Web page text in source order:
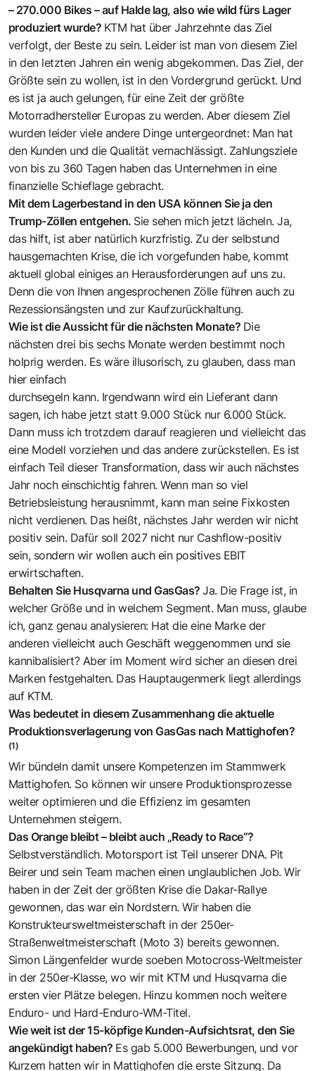
– 270.000 Bikes – auf Halde lag, also wie wild fürs Lager
produziert wurde? KTM hat über Jahrzehnte das Ziel
verfolgt, der Beste zu sein. Leider ist man von diesem Ziel
in den letzten Jahren ein wenig abgekommen. Das Ziel, der
Größte sein zu wollen, ist in den Vordergrund gerückt. Und
es ist ja auch gelungen, für eine Zeit der größte
Motorradhersteller Europas zu werden. Aber diesem Ziel
wurden leider viele andere Dinge untergeordnet: Man hat
den Kunden und die Qualität vernachlässigt. Zahlungsziele
von bis zu 360 Tagen haben das Unternehmen in eine
finanzielle Schieflage gebracht.
Mit dem Lagerbestand in den USA können Sie ja den
Trump-Zöllen entgehen. Sie sehen mich jetzt lächeln. Ja,
das hilft, ist aber natürlich kurzfristig. Zu der selbstund
hausgemachten Krise, die ich vorgefunden habe, kommt
aktuell global einiges an Herausforderungen auf uns zu.
Denn die von Ihnen angesprochenen Zölle führen auch zu
Rezessionsängsten und zur Kaufzurückhaltung.
Wie ist die Aussicht für die nächsten Monate? Die
nächsten drei bis sechs Monate werden bestimmt noch
holprig werden. Es wäre illusorisch, zu glauben, dass man
hier einfach
durchsegeln kann. Irgendwann wird ein Lieferant dann
sagen, ich habe jetzt statt 9.000 Stück nur 6.000 Stück.
Dann muss ich trotzdem darauf reagieren und vielleicht das
eine Modell vorziehen und das andere zurückstellen. Es ist
einfach Teil dieser Transformation, dass wir auch nächstes
Jahr noch einschichtig fahren. Wenn man so viel
Betriebsleistung herausnimmt, kann man seine Fixkosten
nicht verdienen. Das heißt, nächstes Jahr werden wir nicht
positiv sein. Dafür soll 2027 nicht nur Cashflow-positiv
sein, sondern wir wollen auch ein positives EBIT
erwirtschaften.
Behalten Sie Husqvarna und GasGas?Ja. Die Frage ist, in
welcher Größe und in welchem Segment. Man muss, glaube
ich, ganz genau analysieren: Hat die eine Marke der
anderen vielleicht auch Geschäft weggenommen und sie
kannibalisiert? Aber im Moment wird sicher an diesen drei
Marken festgehalten. Das Hauptaugenmerk liegt allerdings
auf KTM.
Was bedeutet in diesem Zusammenhang die aktuelle
Produktionsverlagerung von GasGas nach Mattighofen?
(1)
Wir bündeln damit unsere Kompetenzen im Stammwerk
Mattighofen. So können wir unsere Produktionsprozesse
weiter optimieren und die Effizienz im gesamten
Unternehmen steigern.
Das Orange bleibt – bleibt auch „Ready to Race“?
Selbstverständlich. Motorsport ist Teil unserer DNA. Pit
Beirer und sein Team machen einen unglaublichen Job. Wir
haben in der Zeit der größten Krise die Dakar-Rallye
gewonnen, das war ein Nordstern. Wir haben die
Konstrukteursweltmeisterschaft in der 250er-
Straßenweltmeisterschaft (Moto 3) bereits gewonnen.
Simon Längenfelder wurde soeben Motocross-Weltmeister
in der 250er-Klasse, wo wir mit KTM und Husqvarna die
ersten vier Plätze belegen. Hinzu kommen noch weitere
Enduro- und Hard-Enduro-WM-Titel.
Wie weit ist der 15-köpfige Kunden-Aufsichtsrat, den Sie
angekündigt haben? Es gab 5.000 Bewerbungen, und vor
Kurzem hatten wir in Mattighofen die erste Sitzung. Da